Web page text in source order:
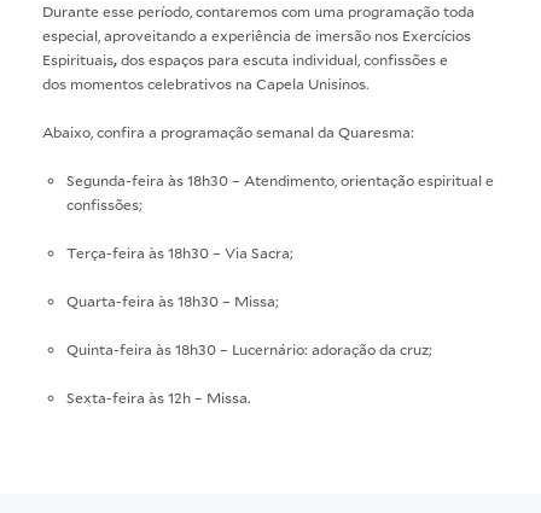
Durante esse período, contaremos com uma programação toda
especial, aproveitando a experiência de imersão nos Exercícios
Espirituais,dos espaços para escuta individual, confissões e
dos momentos celebrativos na Capela Unisinos.
Abaixo, confira a programação semanal da Quaresma:
Segunda-feira às 18h30 – Atendimento, orientação espiritual e
confissões;
Terça-feira às 18h30 – Via Sacra;
Quarta-feira às 18h30 – Missa;
Quinta-feira às 18h30 – Lucernário: adoração da cruz;
Sexta-feira às 12h – Missa.